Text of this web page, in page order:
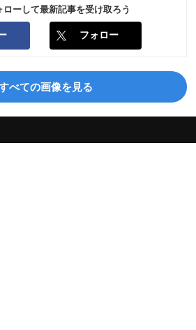
ーして最新記事を受け取ろう
フォロー
べての画像を見る